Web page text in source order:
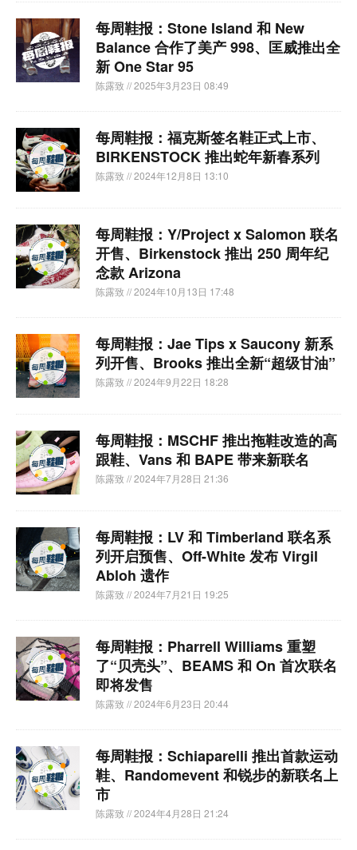
每周鞋报：Stone Island 和 New
Balance 合作了美产 998、匡威推出全
新 One Star 95
陈露致// 2025年3月23日 08:49
每周鞋报：福克斯签名鞋正式上市、
BIRKENSTOCK 推出蛇年新春系列
陈露致// 2024年12月8日 13:10
每周鞋报：Y/Project x Salomon 联名
开售、Birkenstock 推出 250 周年纪
念款 Arizona
陈露致// 2024年10月13日 17:48
每周鞋报：Jae Tips x Saucony 新系
列开售、Brooks 推出全新“超级甘油”
陈露致// 2024年9月22日 18:28
每周鞋报：MSCHF 推出拖鞋改造的高
跟鞋、Vans 和 BAPE 带来新联名
陈露致// 2024年7月28日 21:36
每周鞋报：LV 和 Timberland 联名系
列开启预售、Off-White 发布 Virgil
Abloh 遗作
陈露致// 2024年7月21日 19:25
每周鞋报：Pharrell Williams 重塑
了“贝壳头”、BEAMS 和 On 首次联名
即将发售
陈露致// 2024年6月23日 20:44
每周鞋报：Schiaparelli 推出首款运动
鞋、Randomevent 和锐步的新联名上
市
陈露致// 2024年4月28日 21:24